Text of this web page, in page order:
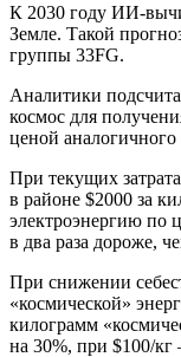
К 2030 году ИИ-
Земле. Такой
группы 33FG.
Аналитики
космос для
ценой аналогичного
При текущих
в районе $2000 за
электроэнергию по
в два раза дороже,
При снижении
«космической»
килограмм
на 30%, при $100/